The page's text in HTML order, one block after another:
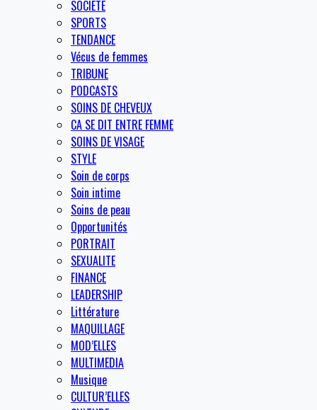
SOCIETE
SPORTS
TENDANCE
Vécus de femmes
TRIBUNE
PODCASTS
SOINS DE CHEVEUX
CA SE DIT ENTRE FEMME
SOINS DE VISAGE
STYLE
Soin de corps
Soin intime
Soins de peau
Opportunités
PORTRAIT
SEXUALITE
FINANCE
LEADERSHIP
Littérature
MAQUILLAGE
MOD’ELLES
MULTIMEDIA
Musique
CULTUR’ELLES